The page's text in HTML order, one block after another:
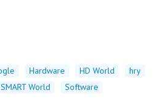
Hardware HD World
hry
SMART World Software